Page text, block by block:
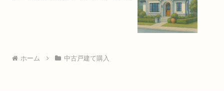
ホーム 中古戸建て購入